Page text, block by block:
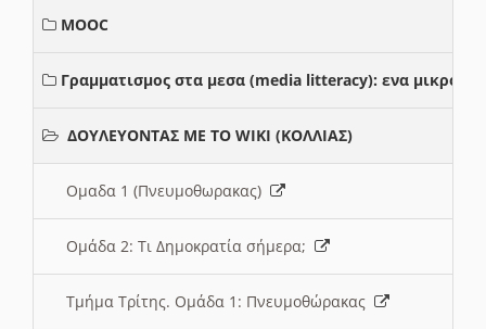
MOOC
Γραμματισμος στα μεσα (media litteracy): ενα μικρο
ΔΟΥΛΕΥΟΝΤΑΣ ΜΕ ΤΟ WIKI (ΚΟΛΛΙΑΣ)
Ομαδα 1 (Πνευμοθωρακας)
Ομάδα 2: Τι Δημοκρατία σήμερα;
Τμήμα Τρίτης. Ομάδα 1: Πνευμοθώρακας